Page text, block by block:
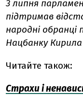
3 липня
підтримав
народні обранці
Нацбанку
Читайте також:
Страхи і